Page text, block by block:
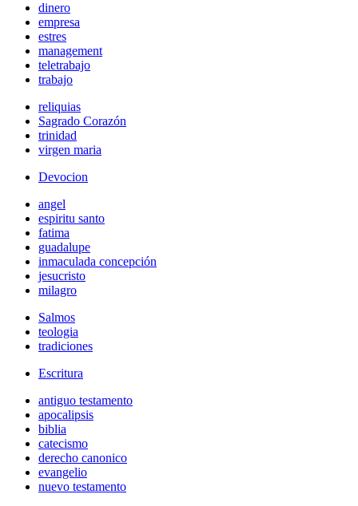
dinero
empresa
estres
management
teletrabajo
trabajo
reliquias
Sagrado Corazón
trinidad
virgen maria
Devocion
angel
espiritu santo
fatima
guadalupe
inmaculada concepción
jesucristo
milagro
Salmos
teologia
tradiciones
Escritura
antiguo testamento
apocalipsis
biblia
catecismo
derecho canonico
evangelio
nuevo testamento